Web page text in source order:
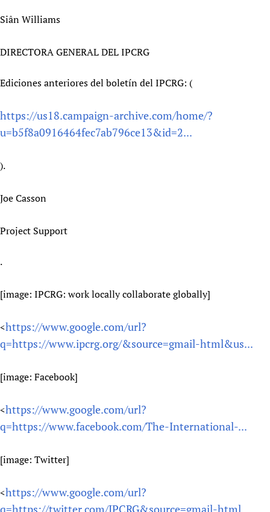
Siân Williams
DIRECTORA GENERAL DEL IPCRG
Ediciones anteriores del boletín del IPCRG: (
https://us18.campaign-archive.com/home/?
u=b5f8a0916464fec7ab796ce13&id=2...
).
Joe Casson
Project Support
.
[image: IPCRG: work locally collaborate globally]
<https://www.google.com/url?
q=https://www.ipcrg.org/&source=gmail-html&us...
[image: Facebook]
<https://www.google.com/url?
q=https://www.facebook.com/The-International-...
[image: Twitter]
<https://www.google.com/url?
q=https://twitter.com/IPCRG&source=gmail-html...